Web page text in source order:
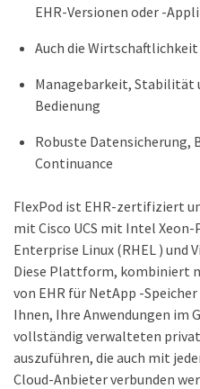
EHR-Versionen oder -
Auch die Wirtschaftlichkeit
Managebarkeit, Stabilität
Bedienung
Robuste Datensicherung,
Continuance
FlexPod ist EHR-zertifiziert
mit Cisco UCS mit Intel Xeon-
Enterprise Linux (RHEL ) und
Diese Plattform, kombiniert
von EHR für NetApp -
Ihnen, Ihre Anwendungen im
vollständig verwalteten
auszuführen, die auch mit
Cloud-Anbieter verbunden